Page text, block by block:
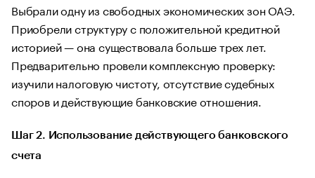
Выбрали одну из свободных экономических зон ОАЭ.
Приобрели структуру с положительной кредитной
историей — она существовала больше трех лет.
Предварительно провели комплексную проверку:
изучили налоговую чистоту, отсутствие судебных
споров и действующие банковские отношения.
Шаг 2. Использование действующего банковского
счета